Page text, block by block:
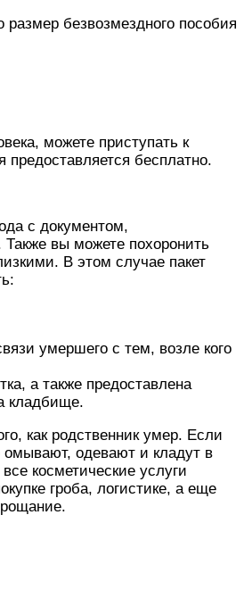
безвозмездного пособия
можете приступать к
предоставляется бесплатно.
с документом,
вы можете похоронить
В этом случае пакет
умершего с тем, возле кого
а также предоставлена
кладбище.
как родственник умер. Если
омывают, одевают и кладут в
косметические услуги
гроба, логистике, а еще